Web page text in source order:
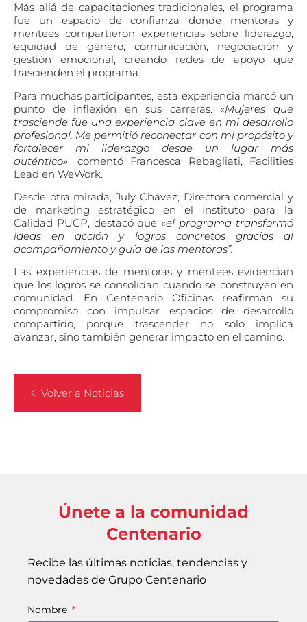
Más allá de capacitaciones tradicionales, el programa
fue un espacio de confianza donde mentoras y
mentees compartieron experiencias sobre liderazgo,
equidad de género, comunicación, negociación y
gestión emocional, creando redes de apoyo que
trascienden el programa.
Para muchas participantes, esta experiencia marcó un
punto de inflexión en sus carreras. «Mujeres que
trasciende fue una experiencia clave en mi desarrollo
profesional. Me permitió reconectar con mi propósito y
fortalecer mi liderazgo desde un lugar más
auténtico», comentó Francesca Rebagliati, Facilities
Lead en WeWork.
Desde otra mirada, July Chávez, Directora comercial y
de marketing estratégico en el Instituto para la
Calidad PUCP, destacó que «el programa transformó
ideas en acción y logros concretos gracias al
acompañamiento y guía de las mentoras”.
Las experiencias de mentoras y mentees evidencian
que los logros se consolidan cuando se construyen en
comunidad. En Centenario Oficinas reafirman su
compromiso con impulsar espacios de desarrollo
compartido, porque trascender no solo implica
avanzar, sino también generar impacto en el camino.
Volver a Noticias
Únete a la comunidad
Centenario
Recibe las últimas noticias, tendencias y
novedades de Grupo Centenario
Nombre